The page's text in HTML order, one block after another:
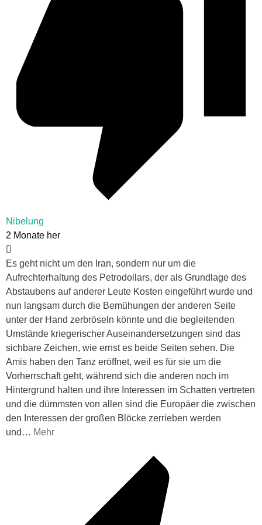
Nibelung
2 Monate her
Es geht nicht um den Iran, sondern nur um die
Aufrechterhaltung des Petrodollars, der als Grundlage des
Abstaubens auf anderer Leute Kosten eingeführt wurde und
nun langsam durch die Bemühungen der anderen Seite
unter der Hand zerbröseln könnte und die begleitenden
Umstände kriegerischer Auseinandersetzungen sind das
sichbare Zeichen, wie ernst es beide Seiten sehen. Die
Amis haben den Tanz eröffnet, weil es für sie um die
Vorherrschaft geht, während sich die anderen noch im
Hintergrund halten und ihre Interessen im Schatten vertreten
und die dümmsten von allen sind die Europäer die zwischen
den Interessen der großen Blöcke zerrieben werden
und … Mehr